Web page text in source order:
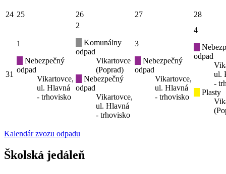
24 25 26 27 28
31
1
Nebezpečný
odpad
Vikartovce,
ul. Hlavná
- trhovisko
2
Komunálny
odpad
Vikartovce
(Poprad)
Nebezpečný
odpad
Vikartovce,
ul. Hlavná
- trhovisko
3
Nebezpečný
odpad
Vikartovce,
ul. Hlavná
- trhovisko
4
odpad
ul.
-
Plasty
Kalendár zvozu odpadu
Školská jedáleň